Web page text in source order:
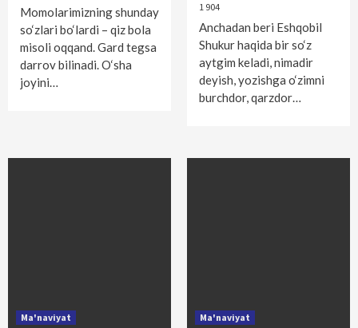
Momolarimizning shunday
so‘zlari bo‘lardi – qiz bola
misoli oqqand. Gard tegsa
darrov bilinadi. O‘sha
joyini…
1 904
Anchadan beri Eshqobil
Shukur haqida bir so‘z
aytgim keladi, nimadir
deyish, yozishga o‘zimni
burchdor, qarzdor…
Ma'naviyat Ma'naviyat